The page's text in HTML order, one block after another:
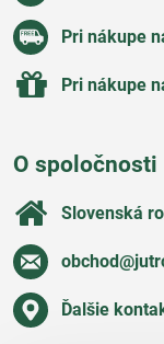
Pri nákupe
Pri nákupe
O spoločnosti
Slovenská
Ďalšie